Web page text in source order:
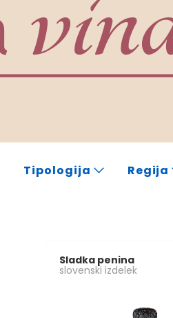
Tipologija Regija
Sladka penina
slovenski izdelek